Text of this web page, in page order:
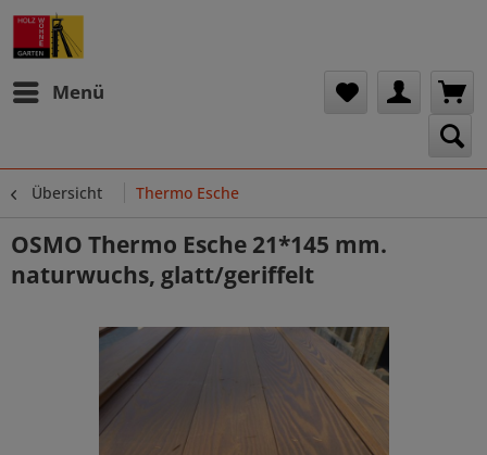
Menü
Übersicht Thermo Esche
OSMO Thermo Esche 21*145 mm.
naturwuchs, glatt/geriffelt